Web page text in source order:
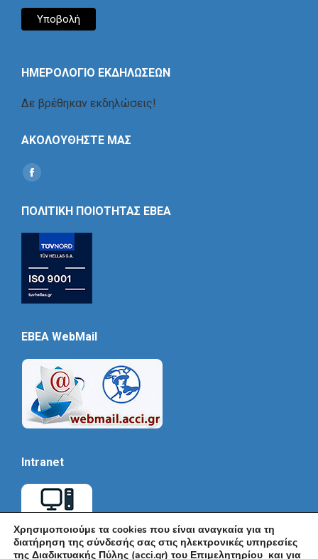
ΗΜΕΡΟΛΟΓΙΟ ΕΚΔΗΛΩΣΕΩΝ
Δε βρέθηκαν εκδηλώσεις!
ΑΚΟΛΟΥΘΗΣΤΕ ΜΑΣ
Find us on:
Social
ΠΟΛΙΤΙΚΗ ΠΟΙΟΤΗΤΑΣ ΕΒΕΑ
EBEA WebMail
Intranet
Χρησιμοποιούμε τα cookies που είναι αναγκαία για τη
διατήρηση της σύνδεσής σας στις ηλεκτρονικές υπηρεσίες
της Διαδικτυακής Πύλης (acci.gr) του Επιμελητηρίου και για